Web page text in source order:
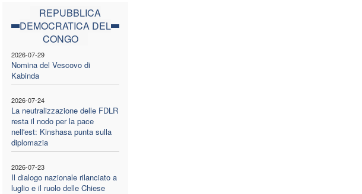
REPUBBLICA
DEMOCRATICA DEL
CONGO
2026-07-29
Nomina del Vescovo di
Kabinda
2026-07-24
La neutralizzazione delle FDLR
resta il nodo per la pace
nell'est: Kinshasa punta sulla
diplomazia
2026-07-23
Il dialogo nazionale rilanciato a
luglio e il ruolo delle Chiese